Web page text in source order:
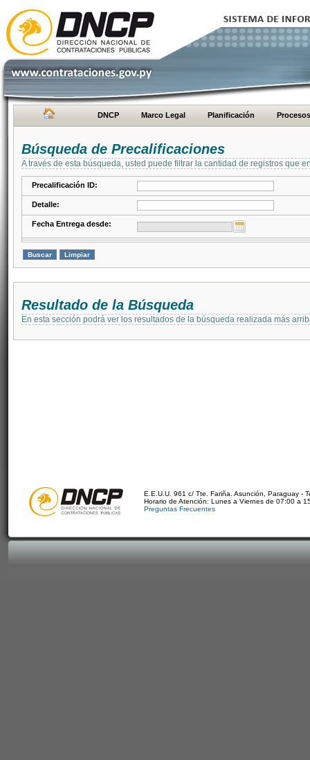
DNCP Marco Legal Planificación Procesos
Búsqueda de Precalificaciones
A través de esta búsqueda, usted puede filtrar la cantidad de registros que
Precalificación ID:
Detalle:
Fecha Entrega desde:
Resultado de la Búsqueda
En esta sección podrá ver los resultados de la búsqueda realizada más
E.E.U.U. 961 c/ Tte. Fariña. Asunción, Paraguay -
Horario de Atención: Lunes a Viernes de 07:00 a
Preguntas Frecuentes